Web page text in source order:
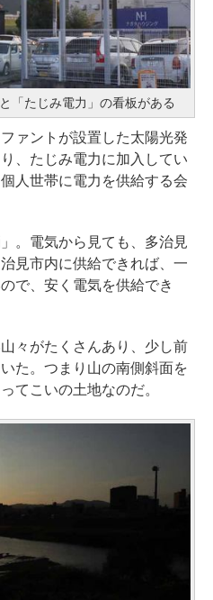
「たじみ電力」の看板がある
ァントが設置した太陽光発
、たじみ電力に加入してい
人世帯に電力を供給する会
。電気から見ても、多治見
見市内に供給できれば、一
で、安く電気を供給でき
々がたくさんあり、少し前
た。つまり山の南側斜面を
てこいの土地なのだ。